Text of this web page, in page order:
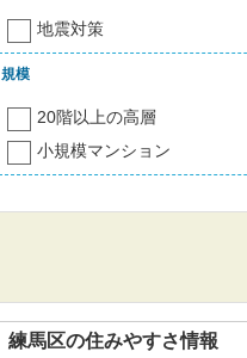
地震対策
規模
20階以上の高層
小規模マンション
練馬区の住みやすさ情報